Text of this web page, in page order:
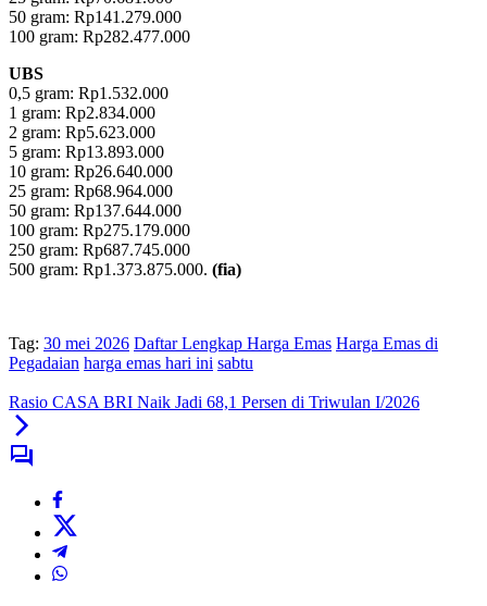
‎50 gram: Rp141.279.000
‎100 gram: Rp282.477.000
UBS
0,5 gram: Rp1.532.000
‎1 gram: Rp2.834.000
‎2 gram: Rp5.623.000
‎5 gram: Rp13.893.000
10 gram: Rp26.640.000
‎25 gram: Rp68.964.000
‎50 gram: Rp137.644.000
‎100 gram: Rp275.179.000
250 gram: Rp687.745.000
‎500 gram: Rp1.373.875.000. (fia)
Tag: 30 mei 2026 Daftar Lengkap Harga Emas Harga Emas di
Pegadaian harga emas hari ini sabtu
Rasio CASA BRI Naik Jadi 68,1 Persen di Triwulan I/2026